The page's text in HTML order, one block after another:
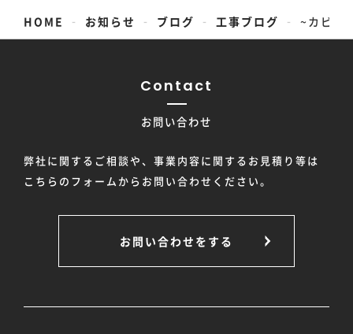
HOME - お知らせ - ブログ - 工事ブログ - ~カビや
Contact
お問い合わせ
弊社に関するご相談や、事業内容に関するお見積り等は
こちらのフォームからお問い合わせください。
お問い合わせをする